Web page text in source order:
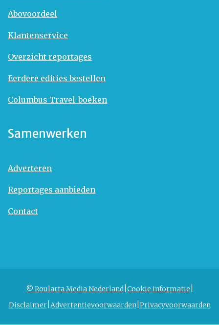
Abovoordeel
Klantenservice
Overzicht reportages
Eerdere edities bestellen
Columbus Travel-boeken
Samenwerken
Adverteren
Reportages aanbieden
Contact
© Roularta Media Nederland Cookie informatie
Disclaimer Advertentievoorwaarden Privacyvoorwaarden